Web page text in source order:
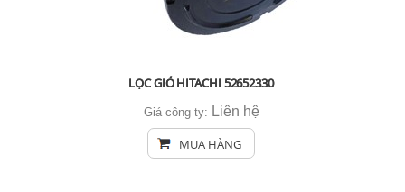
LỌC GIÓ HITACHI 52652330
Giá công ty: Liên hệ
MUA HÀNG